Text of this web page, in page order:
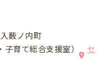
薮ノ内町
子育て総合支援室）
セ